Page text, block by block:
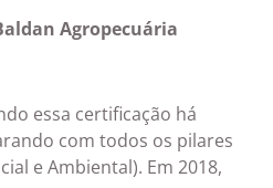
Agropecuária
essa certificação há
com todos os pilares
e Ambiental). Em 2018,